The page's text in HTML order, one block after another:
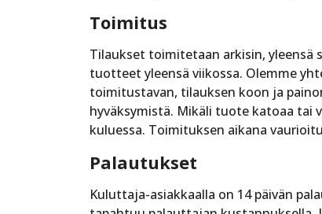
Toimitus
Tilaukset toimitetaan arkisin,
tuotteet yleensä viikossa. Olemme
toimitustavan, tilauksen koon ja
hyväksymistä. Mikäli tuote katoaa tai
kuluessa. Toimituksen aikana
Palautukset
Kuluttaja-asiakkaalla on 14 päivän